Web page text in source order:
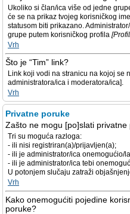
Ukoliko si član/ica više od jedne
će se na prikaz tvojeg korisničkog
statusom biti prikazano.
grupe putem korisničkog profila
Vrh
Što je “Tim” link?
Link koji vodi na stranicu na kojoj se
administratora/ica i moderatora/ica].
Vrh
Privatne poruke
Zašto ne mogu [po]slati privatne
Tri su moguća razloga:
- ili nisi registriran(a)/prijavljen(a);
- ili je administrator/ica onemogućio/
- ili je administrator/ica tebi
U potonjem slučaju zatraži
Vrh
Kako onemogućiti pojedine
poruke?